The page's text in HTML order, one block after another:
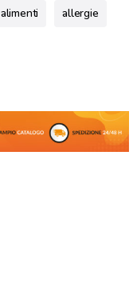
alimenti allergie